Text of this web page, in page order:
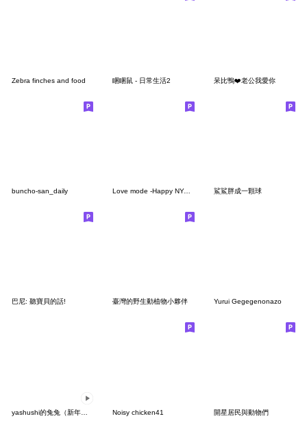
Zebra finches and food 睏睏鼠 - 日常生活2 呆比鴨❤️老公我愛你
buncho-san_daily Love mode -Happy NYANKO 鯊鯊胖成一顆球
巴尼: 聽寶貝的話! 臺灣的野生動植物小夥伴 Yurui Gegegenonazo
Noisy chicken41 開星居民與動物們